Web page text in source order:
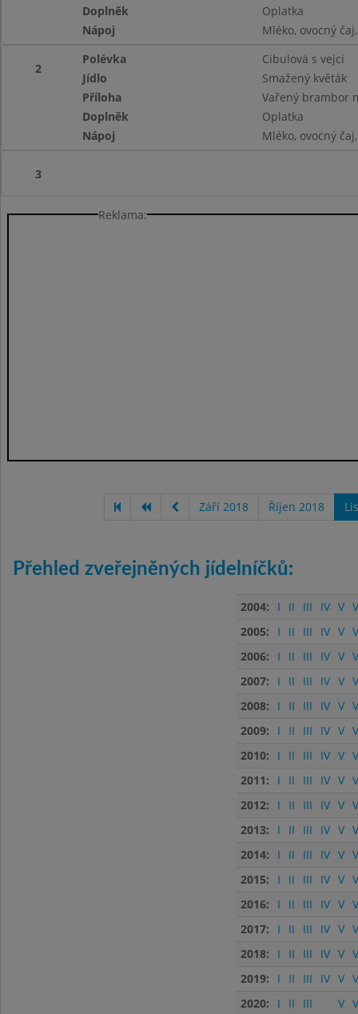
Doplněk
Oplatka
Nápoj
Mléko, ovocný
2
Polévka
Cibulová s vejci
Jídlo
Smažený květák
Příloha
Vařený brambor
Doplněk
Oplatka
Nápoj
Mléko, ovocný
3
Reklama:
Září 2018 Říjen 2018
Přehled zveřejněných jídelníčků:
2004: I II III IV V
2005:
I II III IV V
2006:
I II III IV V
2007:
I II III IV V
2008:
I II III IV V
2009:
I II III IV V
2010:
I II III IV V
2011:
I II III IV V
2012:
I II III IV V
2013:
I II III IV V
2014:
I II III IV V
2015:
I II III IV V
2016:
I II III IV V
2017:
I II III IV V
2018:
I II III IV V
2019:
I II III IV V
2020:
I II III V